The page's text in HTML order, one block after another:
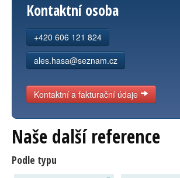
Kontaktní osoba
+420 606 121 824
ales.hasa@seznam.cz
Kontaktní a fakturační údaje
Naše další reference
Podle typu